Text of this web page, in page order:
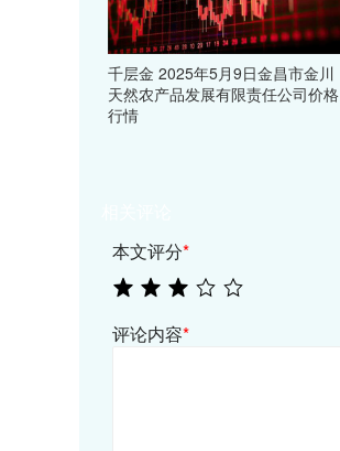
千层金 2025年5月9日金昌市金川
天然农产品发展有限责任公司价格
行情
本文评分*
评论内容*